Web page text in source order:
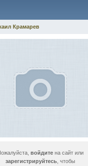
Крамарев
войдитена сайт или
зарегистрируйтесь, чтобы